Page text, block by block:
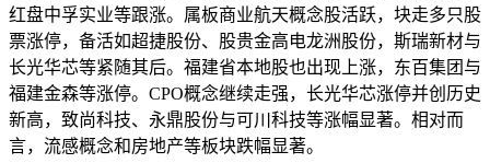
红盘中孚实业等跟涨。属板商业航天概念股活跃，块走多只股
票涨停，备活如超捷股份、股贵金高电龙洲股份，斯瑞新材与
长光华芯等紧随其后。福建省本地股也出现上涨，东百集团与
福建金森等涨停。CPO概念继续走强，长光华芯涨停并创历史
新高，致尚科技、永鼎股份与可川科技等涨幅显著。相对而
言，流感概念和房地产等板块跌幅显著。